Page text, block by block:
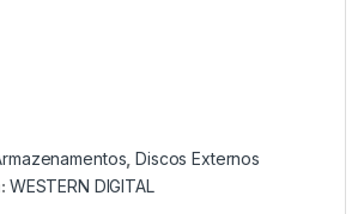
,Discos Externos
WESTERN DIGITAL